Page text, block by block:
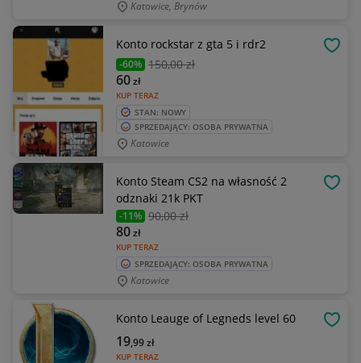
Katowice, Brynów
Konto rockstar z gta 5 i rdr2
-60% 150,00 zł
KUP TERAZ
60zł
STAN: NOWY
SPRZEDAJĄCY: OSOBA PRYWATNA
Katowice
Konto Steam CS2 na własność 2
odznaki 21k PKT
-11% 90,00 zł
KUP TERAZ
80zł
SPRZEDAJĄCY: OSOBA PRYWATNA
Katowice
Konto Leauge of Legneds level 60
KUP TERAZ
19,99zł